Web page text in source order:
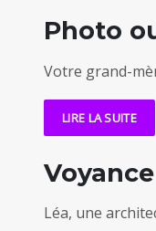
Photo
Votre grand-
LIRE LA SUITE
Léa, une